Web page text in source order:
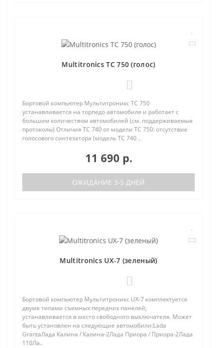
Multitronics TC 750 (голос)
Бортовой компьютер Мультитроникс TC 750
устанавливается на торпедо автомобиля и работает с
большим количеством автомобилей (см. поддерживаемые
протоколы) Отличия TC 740 от модели TC 750: отсутствие
голосового синтезатора (модель TC 740 ..
11 690 р.
ОЖИДАНИЕ 3-5 ДНЕЙ
Multitronics UX-7 (зеленый)
Бортовой компьютер Мультитроникс UX-7 комплектуется
двумя типами съемных передних панелей,
устанавливается в место свободного выключателя. Может
быть установлен на следующие автомобили:Lada
GrantaЛада Калина / Калина-2Лада Приора / Приора-2Лада
110Ла..